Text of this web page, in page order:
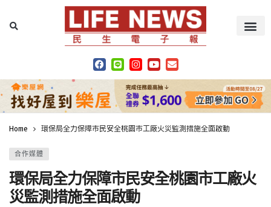
Home 環保局全力保障市民安全桃園市工廠火災監測措施全面啟動
合作媒體
環保局全力保障市民安全桃園市工廠火
災監測措施全面啟動